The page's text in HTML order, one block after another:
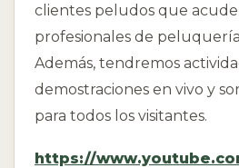
clientes peludos que
profesionales de
Además, tendremos
demostraciones en vivo y
para todos los visitantes.
https://